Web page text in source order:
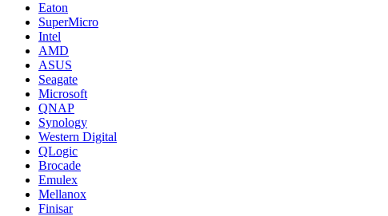
Eaton
SuperMicro
Intel
AMD
ASUS
Seagate
Microsoft
QNAP
Synology
Western Digital
QLogic
Brocade
Emulex
Mellanox
Finisar